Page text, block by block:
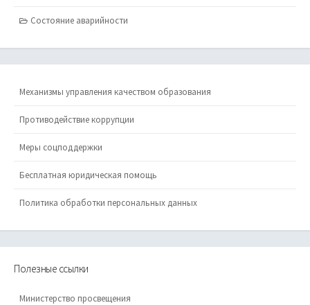
Состояние аварийности
Механизмы управления качеством образования
Противодействие коррупции
Меры соцподдержки
Бесплатная юридическая помощь
Политика обработки персональных данных
Полезные ссылки
Министерство просвещения